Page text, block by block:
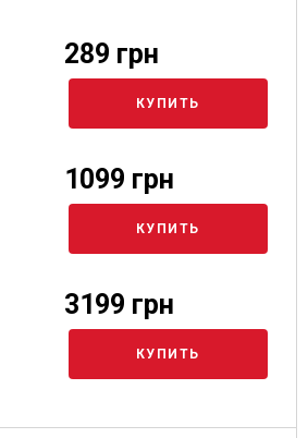
289 грн
КУПИТЬ
1099 грн
КУПИТЬ
3199 грн
КУПИТЬ